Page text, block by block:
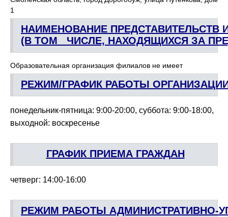
1
НАИМЕНОВАНИЕ
(В ТОМ   ЧИСЛЕ, НАХОДЯЩИХСЯ ЗА
Образовательная организация филиалов не имеет
РЕЖИМ/ГРАФИК РАБОТЫ
понедельник-пятница: 9:00-20:00, суббота: 9:00-18:00,
выходной: воскресенье
ГРАФИК ПРИЕМА ГРАЖДАН
четверг: 14:00-16:00
РЕЖИМ РАБОТЫ АДМИНИСТРАТИВНО-